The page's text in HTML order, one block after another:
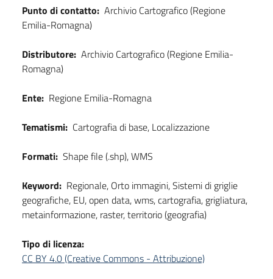
Punto di contatto: Archivio Cartografico (Regione
Emilia-Romagna)
Distributore: Archivio Cartografico (Regione Emilia-
Romagna)
Ente: Regione Emilia-Romagna
Tematismi: Cartografia di base, Localizzazione
Formati: Shape file (.shp), WMS
Keyword: Regionale, Orto immagini, Sistemi di griglie
geografiche, EU, open data, wms, cartografia, grigliatura,
metainformazione, raster, territorio (geografia)
Tipo di licenza:
CC BY 4.0 (Creative Commons - Attribuzione)